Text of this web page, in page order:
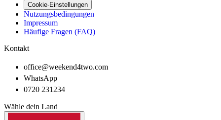
Cookie-Einstellungen
Nutzungsbedingungen
Impressum
Häufige Fragen (FAQ)
Kontakt
office@weekend4two.com
WhatsApp
0720 231234
Wähle dein Land